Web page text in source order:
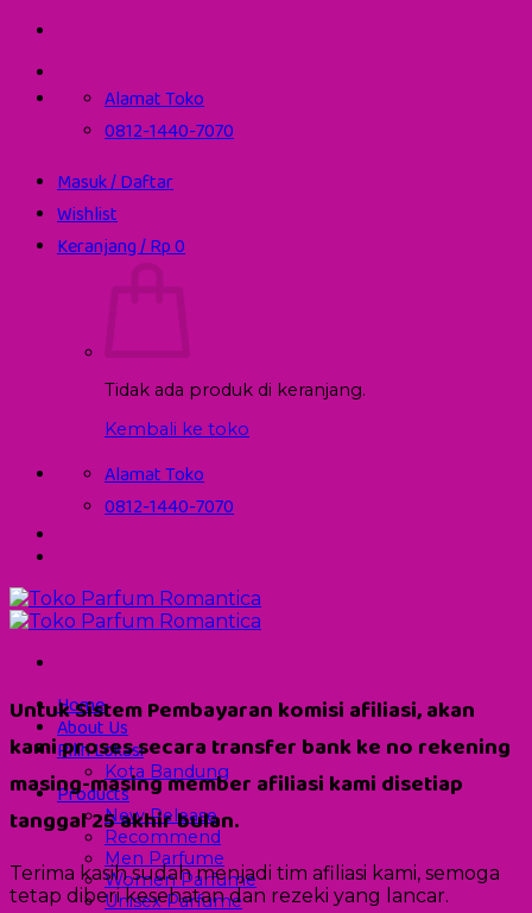
Skip
content
Alamat Toko
0812-1440-7070
Masuk / Daftar
Wishlist
Keranjang /Rp0
Tidak ada produk di keranjang.
Kembali ke toko
Alamat Toko
0812-1440-7070
Home
About Us
Pilih Lokasi
Kota Bandung
Products
New Release
Recommend
Men Parfume
Women Parfume
Unisex Parfume
Untuk Sistem Pembayaran komisi afiliasi, akan
kami proses secara transfer bank ke no rekening
masing-masing member afiliasi kami disetiap
tanggal 25 akhir bulan.
Terima kasih sudah menjadi tim afiliasi kami, semoga
tetap diberi kesehatan dan rezeki yang lancar.